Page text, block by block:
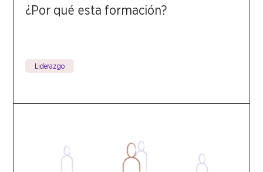
¿Por qué esta formación?
Liderazgo